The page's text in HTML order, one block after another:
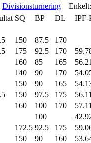
Divisionsturnering
Enkelt:
SQ BP DL
IPF-
150 87.5
170
175 92.5 170
160 85 165
140 90 170
150 90 165
150 97.5 175
160 100 170
100
172.5 92.5 175
150 90 160